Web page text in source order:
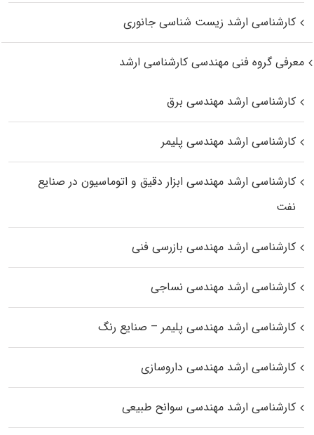
کارشناسی ارشد زیست‌ شناسی جانوری
معرفی گروه فنی مهندسی کارشناسی ارشد
کارشناسی ارشد مهندسی برق
کارشناسی ارشد مهندسی پلیمر
کارشناسی ارشد مهندسی ابزار دقیق و اتوماسیون در صنایع
نفت
کارشناسی ارشد مهندسی بازرسی فنی
کارشناسی ارشد مهندسی نساجی
کارشناسی ارشد مهندسی پلیمر – صنایع رنگ
کارشناسی ارشد مهندسی داروسازی
کارشناسی ارشد مهندسی سوانح طبیعی